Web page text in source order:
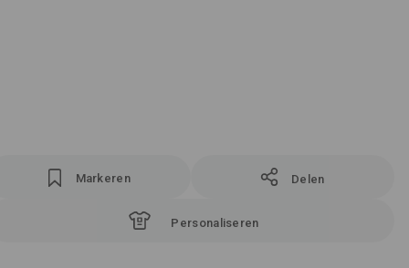
Markeren Delen
Personaliseren